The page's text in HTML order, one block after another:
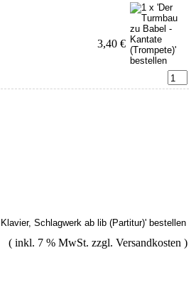
3,40 €
( inkl. 7 % MwSt. zzgl. Versandkosten )